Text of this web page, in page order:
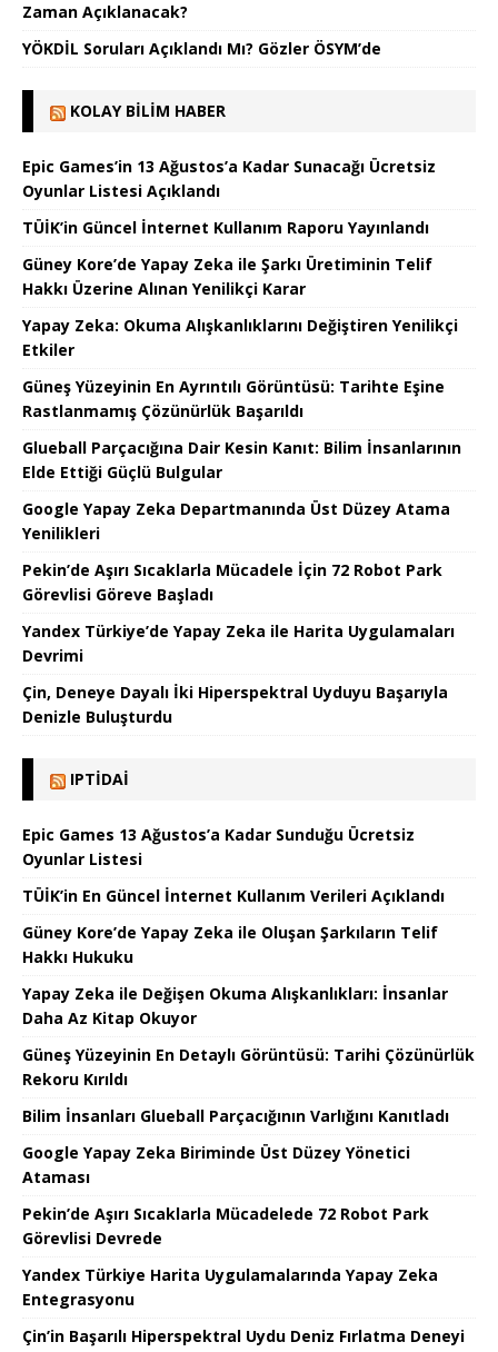
Zaman Açıklanacak?
YÖKDİL Soruları Açıklandı Mı? Gözler ÖSYM’de
KOLAY BILIM HABER
Epic Games’in 13 Ağustos’a Kadar Sunacağı Ücretsiz
Oyunlar Listesi Açıklandı
TÜİK’in Güncel İnternet Kullanım Raporu Yayınlandı
Güney Kore’de Yapay Zeka ile Şarkı Üretiminin Telif
Hakkı Üzerine Alınan Yenilikçi Karar
Yapay Zeka: Okuma Alışkanlıklarını Değiştiren Yenilikçi
Etkiler
Güneş Yüzeyinin En Ayrıntılı Görüntüsü: Tarihte Eşine
Rastlanmamış Çözünürlük Başarıldı
Glueball Parçacığına Dair Kesin Kanıt: Bilim İnsanlarının
Elde Ettiği Güçlü Bulgular
Google Yapay Zeka Departmanında Üst Düzey Atama
Yenilikleri
Pekin’de Aşırı Sıcaklarla Mücadele İçin 72 Robot Park
Görevlisi Göreve Başladı
Yandex Türkiye’de Yapay Zeka ile Harita Uygulamaları
Devrimi
Çin, Deneye Dayalı İki Hiperspektral Uyduyu Başarıyla
Denizle Buluşturdu
IPTIDAI
Epic Games 13 Ağustos’a Kadar Sunduğu Ücretsiz
Oyunlar Listesi
TÜİK’in En Güncel İnternet Kullanım Verileri Açıklandı
Güney Kore’de Yapay Zeka ile Oluşan Şarkıların Telif
Hakkı Hukuku
Yapay Zeka ile Değişen Okuma Alışkanlıkları: İnsanlar
Daha Az Kitap Okuyor
Güneş Yüzeyinin En Detaylı Görüntüsü: Tarihi Çözünürlük
Rekoru Kırıldı
Bilim İnsanları Glueball Parçacığının Varlığını Kanıtladı
Google Yapay Zeka Biriminde Üst Düzey Yönetici
Ataması
Pekin’de Aşırı Sıcaklarla Mücadelede 72 Robot Park
Görevlisi Devrede
Yandex Türkiye Harita Uygulamalarında Yapay Zeka
Entegrasyonu
Çin’in Başarılı Hiperspektral Uydu Deniz Fırlatma Deneyi